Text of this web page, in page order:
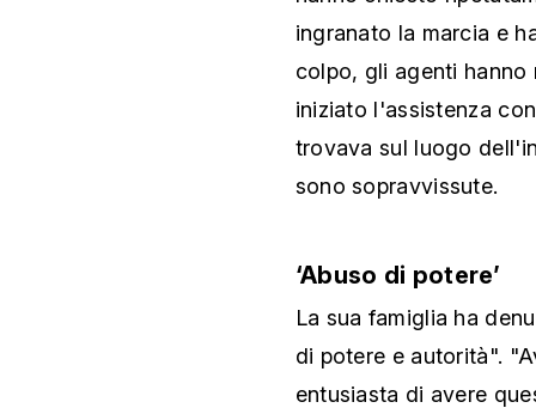
ingranato la marcia e
colpo, gli agenti
iniziato l'assistenza
trovava sul luogo
sono sopravvissute.
‘Abuso di potere’
La sua famiglia ha
di potere e autorità".
entusiasta di avere